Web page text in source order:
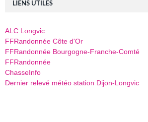
LIENS UTILES
ALC Longvic
FFRandonnée Côte d'Or
FFRandonnée Bourgogne-Franche-Comté
FFRandonnée
ChasseInfo
Dernier relevé météo station Dijon-Longvic